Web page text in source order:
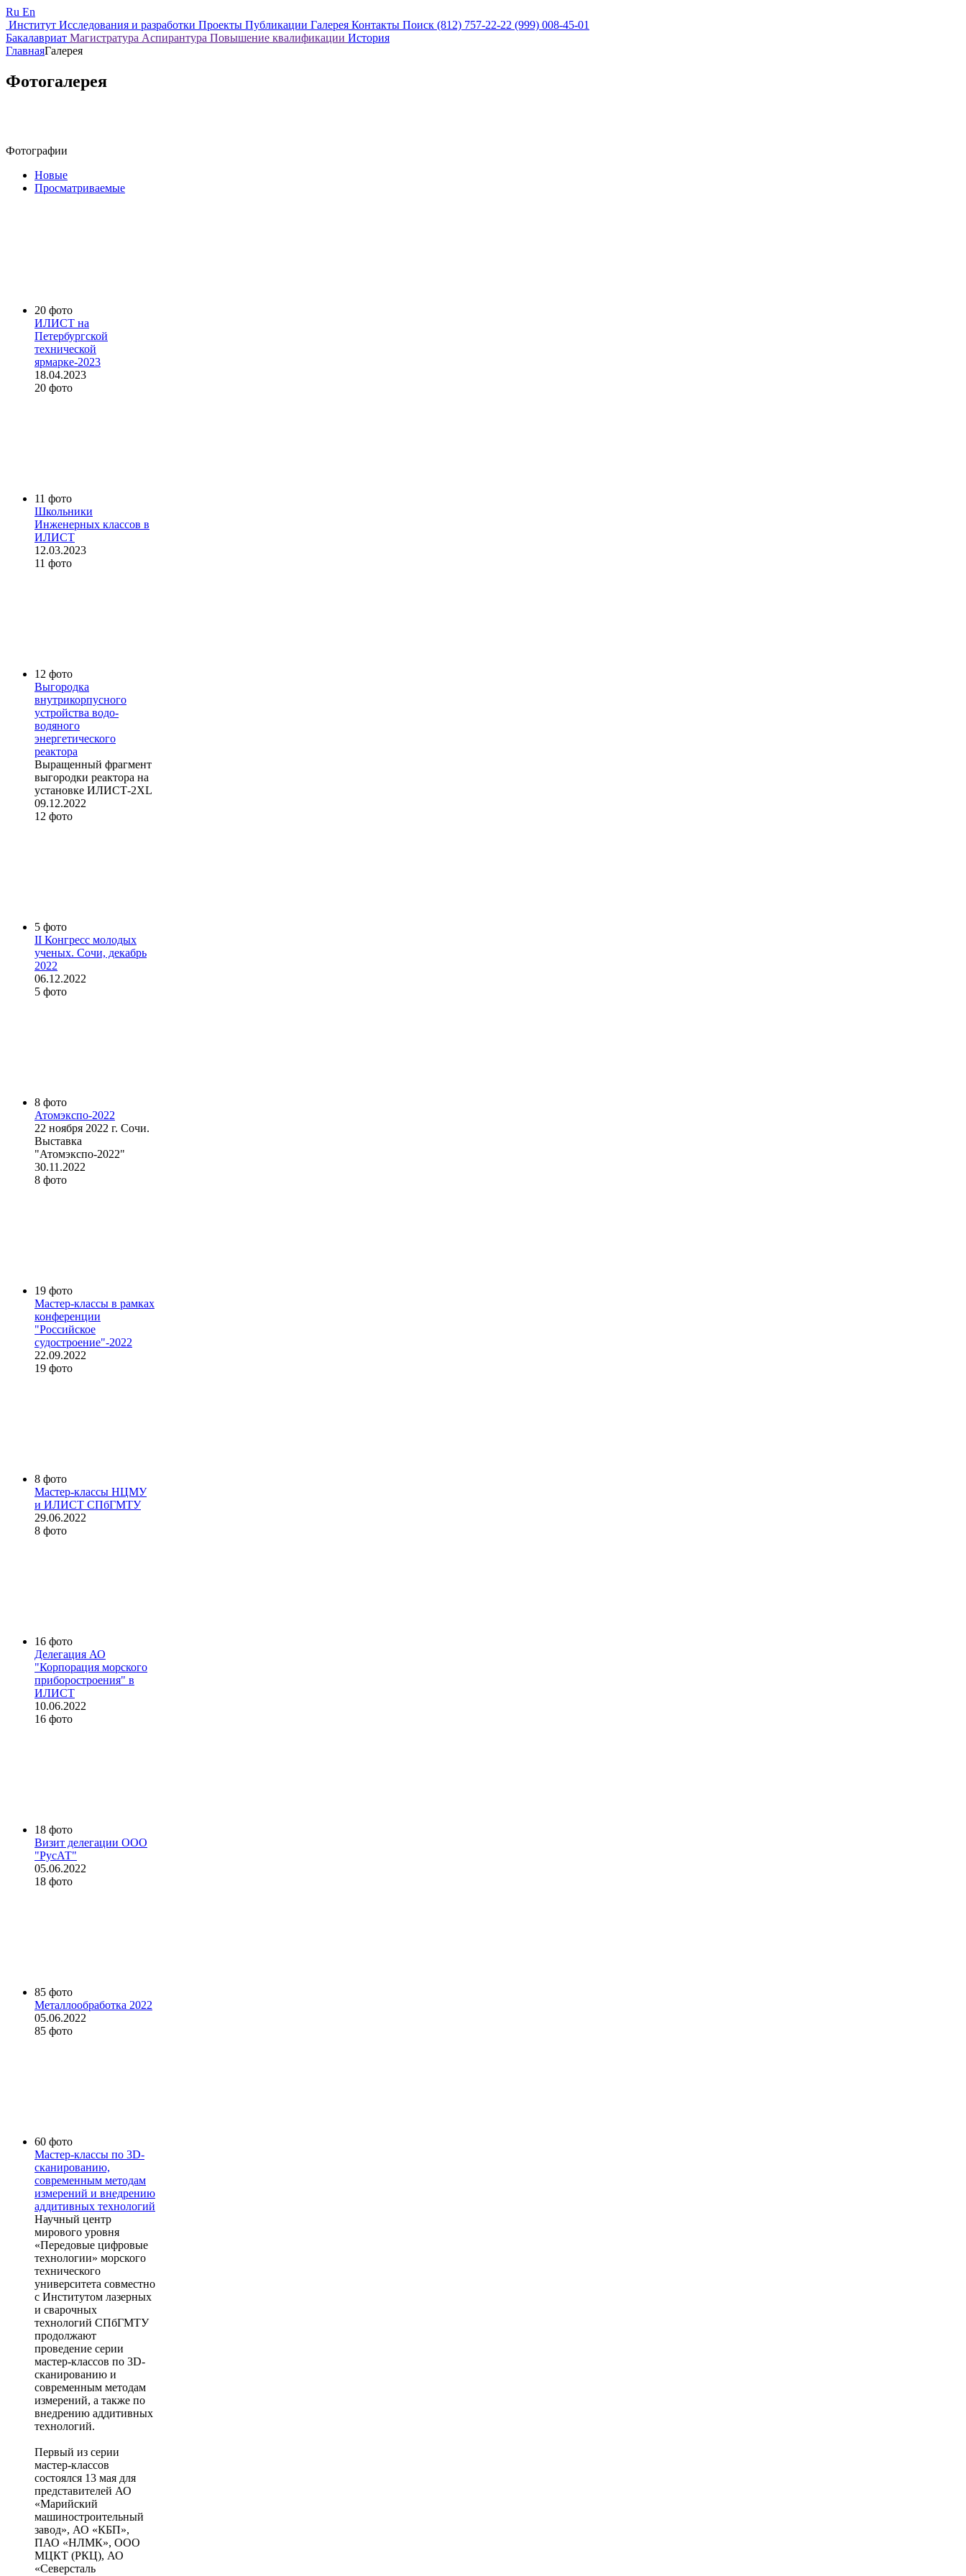
Ru En
Институт Исследования и разработки Проекты Публикации Галерея Контакты Поиск (812) 757-22-22 (999) 008-45-01
Бакалавриат Магистратура Аспирантура Повышение квалификации История
ГлавнаяГалерея
Фотогалерея
Фотографии
Новые
Просматриваемые
20 фото
ИЛИСТ на
Петербургской
технической
ярмарке-2023
18.04.2023
20 фото
11 фото
Школьники
Инженерных классов в
ИЛИСТ
12.03.2023
11 фото
12 фото
Выгородка
внутрикорпусного
устройства водо-
водяного
энергетического
реактора
Выращенный фрагмент
выгородки реактора на
установке ИЛИСТ-2XL
09.12.2022
12 фото
5 фото
II Конгресс молодых
ученых. Сочи, декабрь
2022
06.12.2022
5 фото
8 фото
Атомэкспо-2022
22 ноября 2022 г. Сочи.
Выставка
"Атомэкспо-2022"
30.11.2022
8 фото
19 фото
Мастер-классы в рамках
конференции
"Российское
судостроение"-2022
22.09.2022
19 фото
8 фото
Мастер-классы НЦМУ
и ИЛИСТ СПбГМТУ
29.06.2022
8 фото
16 фото
Делегация АО
"Корпорация морского
приборостроения" в
ИЛИСТ
10.06.2022
16 фото
18 фото
Визит делегации ООО
"РусАТ"
05.06.2022
18 фото
85 фото
Металлообработка 2022
05.06.2022
85 фото
60 фото
Мастер-классы по 3D-
сканированию,
современным методам
измерений и внедрению
аддитивных технологий
Научный центр
мирового уровня
«Передовые цифровые
технологии» морского
технического
университета совместно
с Институтом лазерных
и сварочных
технологий СПбГМТУ
продолжают
проведение серии
мастер-классов по 3D-
сканированию и
современным методам
измерений, а также по
внедрению аддитивных
технологий.
Первый из серии
мастер-классов
состоялся 13 мая для
представителей АО
«Марийский
машиностроительный
завод», АО «КБП»,
ПАО «НЛМК», ООО
МЦКТ (РКЦ), АО
«Северсталь